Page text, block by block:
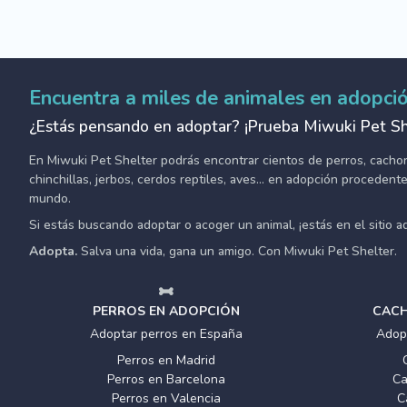
Encuentra a miles de animales en
¿Estás pensando en adoptar? ¡Prueba Miwuki Pet
En Miwuki Pet Shelter podrás encontrar cientos de perros,
chinchillas, jerbos, cerdos reptiles, aves... en adopción
mundo.
Si estás buscando adoptar o acoger un animal, ¡estás en el sitio
Adopta. Salva una vida, gana un amigo. Con Miwuki Pet Shelter.
PERROS EN ADOPCIÓN
Adoptar perros en España
Perros en Madrid
Perros en Barcelona
Perros en Valencia